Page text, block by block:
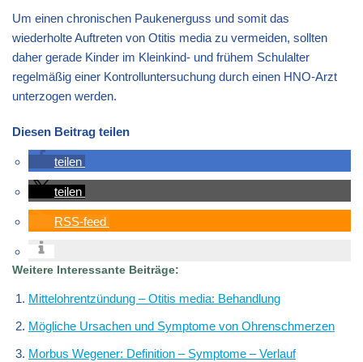
Um einen chronischen Paukenerguss und somit das
wiederholte Auftreten von Otitis media zu vermeiden, sollten
daher gerade Kinder im Kleinkind- und frühem Schulalter
regelmäßig einer Kontrolluntersuchung durch einen HNO-Arzt
unterzogen werden.
Diesen Beitrag teilen
teilen
teilen
RSS-feed
Weitere Interessante Beiträge:
Mittelohrentzündung – Otitis media: Behandlung
Mögliche Ursachen und Symptome von Ohrenschmerzen
Morbus Wegener: Definition – Symptome – Verlauf